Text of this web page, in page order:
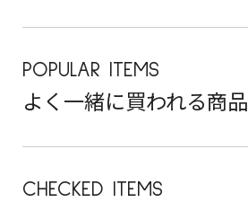
POPULAR ITEMS
よく一緒に買われる商品
CHECKED ITEMS